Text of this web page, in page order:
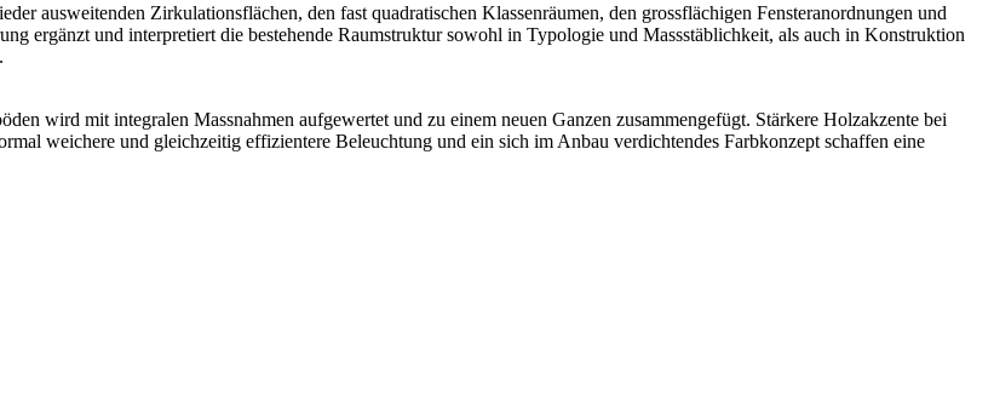
ausweitenden Zirkulationsflächen, den fast quadratischen Klassenräumen, den grossflächigen Fensteranordnungen und
ergänzt und interpretiert die bestehende Raumstruktur sowohl in Typologie und Massstäblichkeit, als auch in Konstruktion
wird mit integralen Massnahmen aufgewertet und zu einem neuen Ganzen zusammengefügt. Stärkere Holzakzente bei
weichere und gleichzeitig effizientere Beleuchtung und ein sich im Anbau verdichtendes Farbkonzept schaffen eine